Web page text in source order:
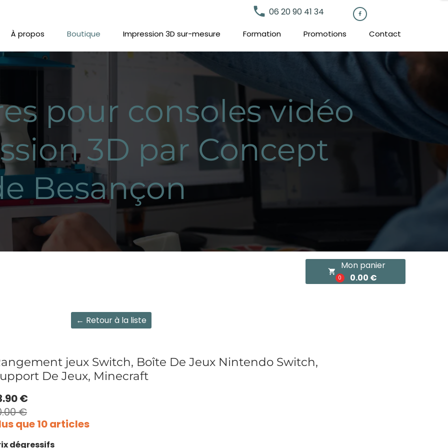
À propos Boutique Impression 3D sur-mesure Formation Promotions Contact
local_phone 06 20 90 41 34 
pour consoles vidéo
3D par Concept
Besançon
local_grocery_store
0
Mon panier
0.00 €
← Retour à la liste
jeux Switch, Boîte De Jeux Nintendo Switch,
De Jeux, Minecraft
€
€
que 10 articles
dégressifs